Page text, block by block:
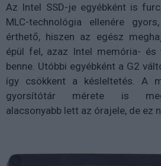
Az Intel SSD-je egyébként is
MLC-technológia ellenére
érthető, hiszen az egész
épül fel, azaz Intel memória- és
benne. Utóbbi egyébként a G2
így csökkent a késleltetés. A
gyorsítótár mérete is
alacsonyabb lett az órajele, de ez